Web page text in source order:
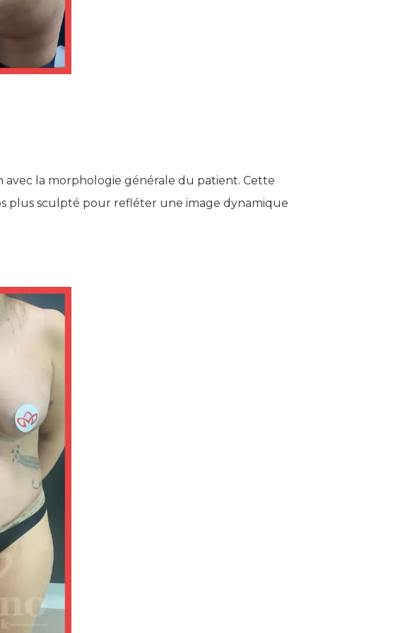
avec la morphologie générale du patient. Cette
plus sculpté pour refléter une image dynamique